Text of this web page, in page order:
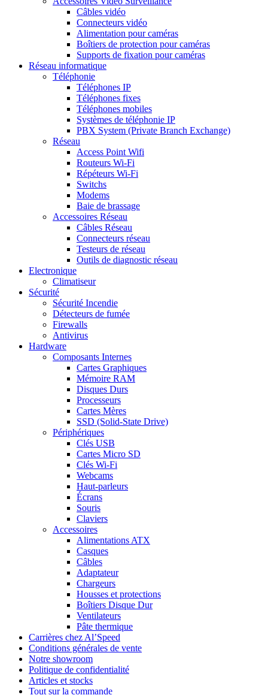
Câbles vidéo
Connecteurs vidéo
Alimentation pour caméras
Boîtiers de protection pour caméras
Supports de fixation pour caméras
Réseau informatique
Téléphonie
Téléphones IP
Téléphones fixes
Téléphones mobiles
Systèmes de téléphonie IP
PBX System (Private Branch Exchange)
Réseau
Access Point Wifi
Routeurs Wi-Fi
Répéteurs Wi-Fi
Switchs
Modems
Baie de brassage
Accessoires Réseau
Câbles Réseau
Connecteurs réseau
Testeurs de réseau
Outils de diagnostic réseau
Electronique
Climatiseur
Sécurité
Sécurité Incendie
Détecteurs de fumée
Firewalls
Antivirus
Hardware
Composants Internes
Cartes Graphiques
Mémoire RAM
Disques Durs
Processeurs
Cartes Mères
SSD (Solid-State Drive)
Périphériques
Clés USB
Cartes Micro SD
Clés Wi-Fi
Webcams
Haut-parleurs
Écrans
Souris
Claviers
Accessoires
Alimentations ATX
Casques
Câbles
Adaptateur
Chargeurs
Housses et protections
Boîtiers Disque Dur
Ventilateurs
Pâte thermique
Carrières chez Al’Speed
Conditions générales de vente
Notre showroom
Politique de confidentialité
Articles et stocks
Tout sur la commande